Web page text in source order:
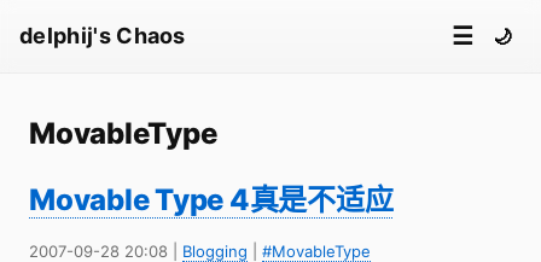
delphij's Chaos ☰ 🌙
MovableType
Movable Type 4真是不适应
2007-09-28 20:08 Blogging #MovableType